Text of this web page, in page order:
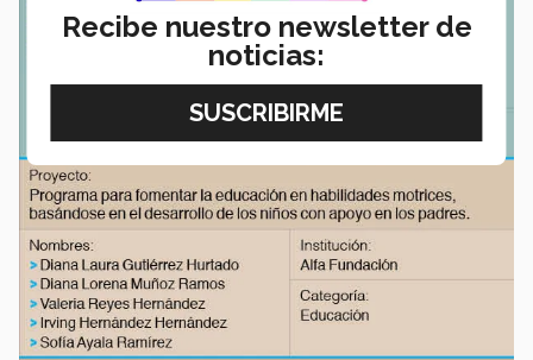
Recibe nuestro newsletter de
noticias: